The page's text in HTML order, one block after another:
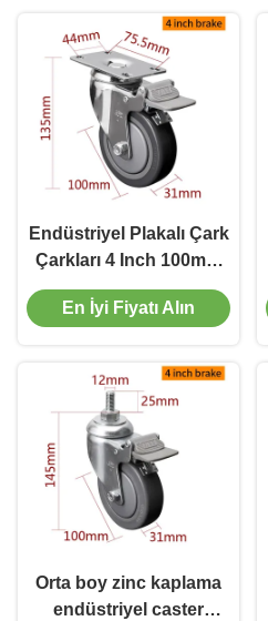
Endüstriyel Plakalı Çark
Çarkları 4 Inch 100mm
Çark Çarkı Üreticileri
En İyi Fiyatı Alın
Orta boy zinc kaplama
endüstriyel caster